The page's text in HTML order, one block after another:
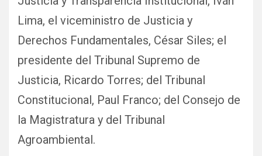
Lima, el viceministro de Justicia y
Derechos Fundamentales, César Siles; el
presidente del Tribunal Supremo de
Justicia, Ricardo Torres; del Tribunal
Constitucional, Paul Franco; del Consejo de
la Magistratura y del Tribunal
Agroambiental.